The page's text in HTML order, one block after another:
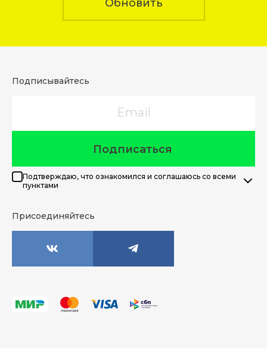
Обновить
Подписывайтесь
Подписаться
Подтверждаю, что ознакомился и соглашаюсь со всеми
пунктами
Присоединяйтесь